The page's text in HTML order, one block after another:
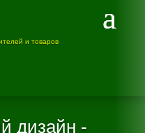
и товаров
дизайн -